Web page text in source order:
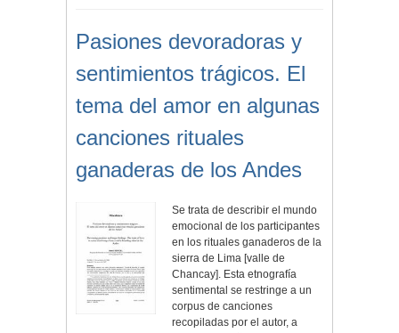
Pasiones devoradoras y
sentimientos trágicos. El
tema del amor en algunas
canciones rituales
ganaderas de los Andes
Se trata de describir el mundo
emocional de los participantes
en los rituales ganaderos de la
sierra de Lima [valle de
Chancay]. Esta etnografía
sentimental se restringe a un
corpus de canciones
recopiladas por el autor, a